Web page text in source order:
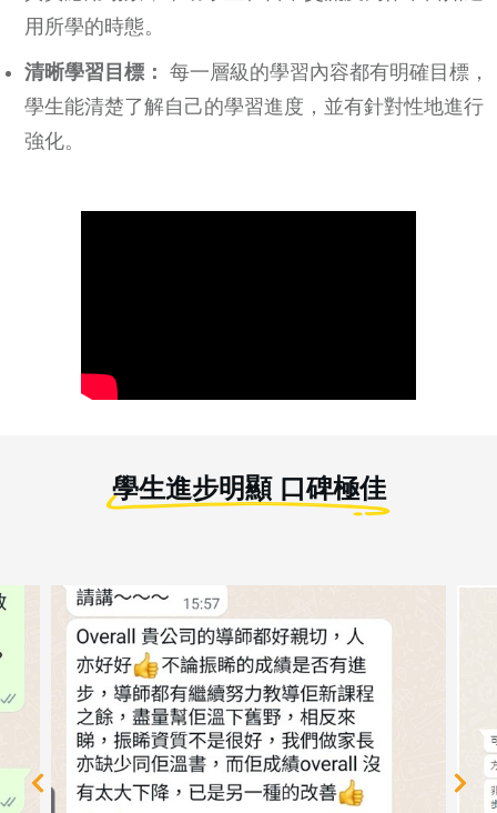
用所學的時態。
清晰學習目標： 每一層級的學習內容都有明確目標，
學生能清楚了解自己的學習進度，並有針對性地進行
強化。
學生進步明顯 口碑極佳